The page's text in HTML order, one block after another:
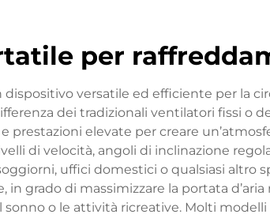
per
versatile ed efficiente per la
dei tradizionali ventilatori fissi o
elevate per creare
di velocità, angoli di inclinazione
uffici domestici o qualsiasi altro
grado di massimizzare la portata
o le attività ricreative. Molti